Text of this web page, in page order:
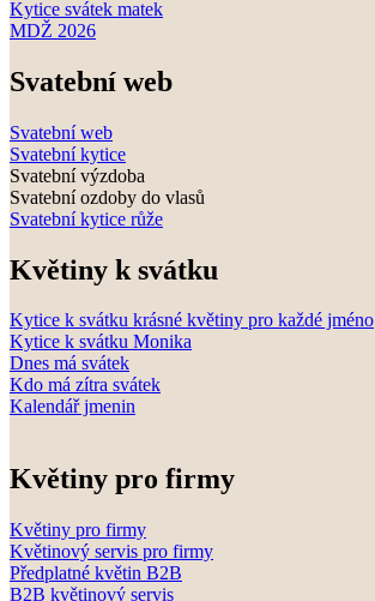
Kytice svátek matek
MDŽ 2026
Svatební web
Svatební web
Svatební kytice
Svatební výzdoba
Svatební ozdoby do vlasů
Svatební kytice růže
Květiny k svátku
Kytice k svátku krásné květiny pro každé jméno
Kytice k svátku Monika
Dnes má svátek
Kdo má zítra svátek
Kalendář jmenin
Květiny pro firmy
Květiny pro firmy
Květinový servis pro firmy
Předplatné květin B2B
B2B květinový servis